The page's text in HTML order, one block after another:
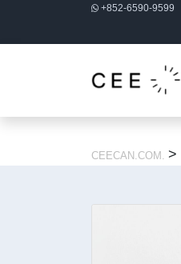
+852-6590-9599
CEECAN.COM. >